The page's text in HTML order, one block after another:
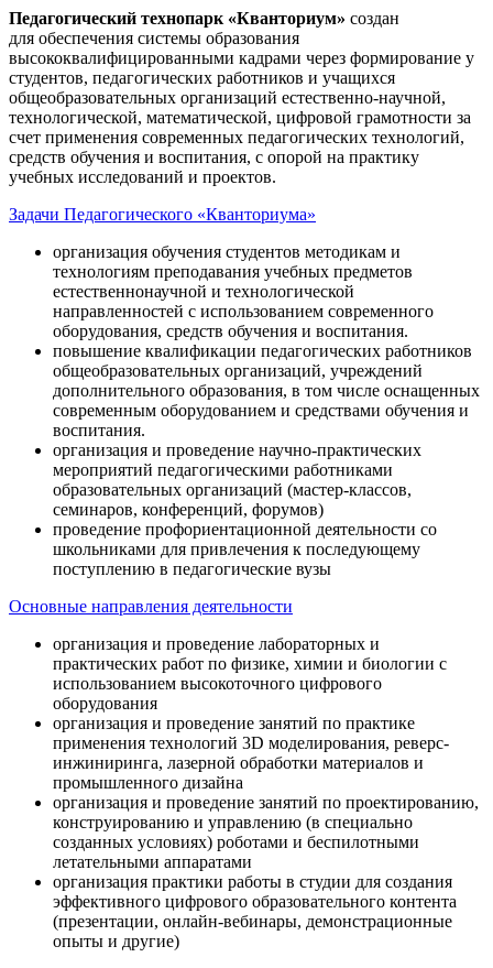
Педагогический технопарк «Кванториум» создан
для обеспечения системы образования
высококвалифицированными кадрами через формирование у
студентов, педагогических работников и учащихся
общеобразовательных организаций естественно-научной,
технологической, математической, цифровой грамотности за
счет применения современных педагогических технологий,
средств обучения и воспитания, с опорой на практику
учебных исследований и проектов.
Задачи Педагогического «Кванториума»
организация обучения студентов методикам и
технологиям преподавания учебных предметов
естественнонаучной и технологической
направленностей с использованием современного
оборудования, средств обучения и воспитания.
повышение квалификации педагогических работников
общеобразовательных организаций, учреждений
дополнительного образования, в том числе оснащенных
современным оборудованием и средствами обучения и
воспитания.
организация и проведение научно-практических
мероприятий педагогическими работниками
образовательных организаций (мастер-классов,
семинаров, конференций, форумов)
проведение профориентационной деятельности со
школьниками для привлечения к последующему
поступлению в педагогические вузы
Основные направления деятельности
организация и проведение лабораторных и
практических работ по физике, химии и биологии с
использованием высокоточного цифрового
оборудования
организация и проведение занятий по практике
применения технологий 3D моделирования, реверс-
инжиниринга, лазерной обработки материалов и
промышленного дизайна
организация и проведение занятий по проектированию,
конструированию и управлению (в специально
созданных условиях) роботами и беспилотными
летательными аппаратами
организация практики работы в студии для создания
эффективного цифрового образовательного контента
(презентации, онлайн-вебинары, демонстрационные
опыты и другие)